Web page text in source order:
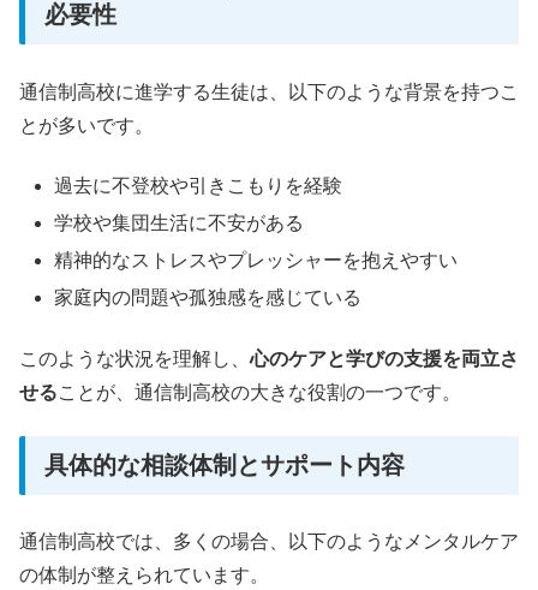
必要性
通信制高校に進学する生徒は、以下のような背景を持つこ
とが多いです。
過去に不登校や引きこもりを経験
学校や集団生活に不安がある
精神的なストレスやプレッシャーを抱えやすい
家庭内の問題や孤独感を感じている
このような状況を理解し、心のケアと学びの支援を両立さ
せることが、通信制高校の大きな役割の一つです。
具体的な相談体制とサポート内容
通信制高校では、多くの場合、以下のようなメンタルケア
の体制が整えられています。